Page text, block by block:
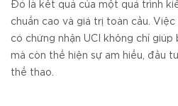
Đó là kết quả của một quá trình
chuẩn cao và giá trị toàn cầu.
có chứng nhận UCI không chỉ
mà còn thể hiện sự am hiểu, đầu
thể thao.